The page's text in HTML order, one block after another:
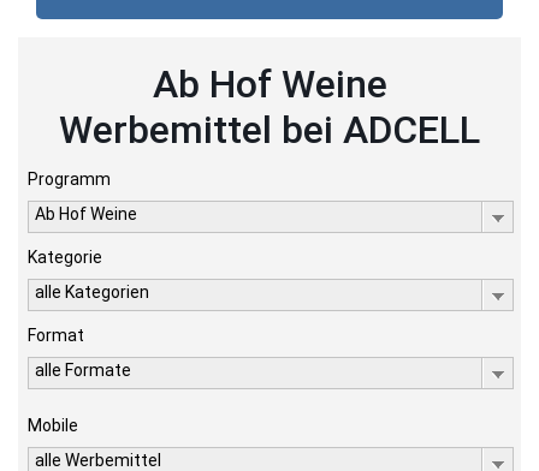
Ab Hof Weine
Werbemittel bei ADCELL
Programm
Ab Hof Weine
Kategorie
alle Kategorien
Format
alle Formate
Mobile
alle Werbemittel